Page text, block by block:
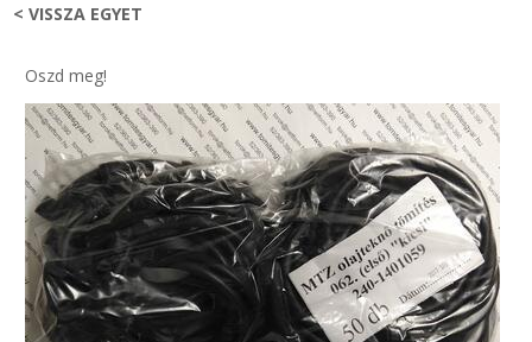
IPARI KARIMA TÖMÍTÉS
TÖMÍTŐ TÁBLA - SZIGETELŐ LEMEZ
GUMILEMEZ - FILC - HÓTOLÓ
Egyedi gyártás
Hírek
Kapcsolat
ÁSZF
< VISSZA EGYET
Oszd meg!